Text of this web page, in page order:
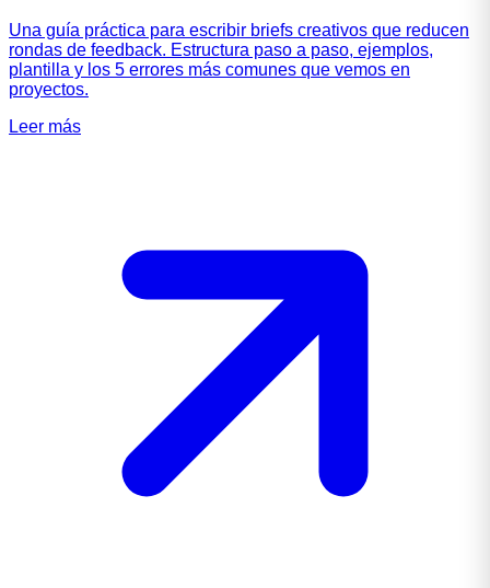
Una guía práctica para escribir briefs creativos que reducen
rondas de feedback. Estructura paso a paso, ejemplos,
plantilla y los 5 errores más comunes que vemos en
proyectos.
Leer más